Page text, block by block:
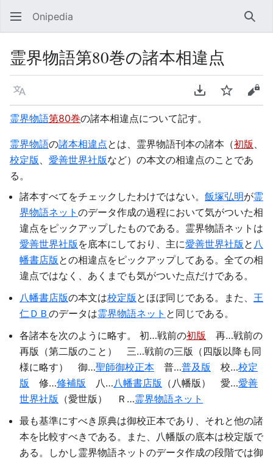
Onipedia 検索
霊界物語第80巻の諸本相違点
言語 PDFをダウンロ
ウォッチソ
霊界物語第80巻の諸本相違点について記す。
霊界物語の諸本相違点とは、霊界物語刊本の諸本（初版 、
校定版 、 愛善世界社版など）の本文の相違点のことであ
る。
諸本すべてをチェックしたわけではない。 飯塚弘明が霊
界物語ネット のデータ作成の過程において気がついた相
違点をピックアップしたものである。霊界物語ネットは
愛善世界社版 を底本にしており、主に愛善世界社版 と 八
幡書店版 との相違点をピックアップしてある。全ての相
違点ではなく、あくまでも気がついた点だけである。
八幡書店版の本文は校定版 とほぼ同じである。また、 王
仁ＤＢ のデータは霊界物語ネット と同じである。
各諸本を次のように略す。 初…戦前の初版 再…戦前の
再版（第二版のこと） 三…戦前の三版（四版以降も同
様に略す） 御…聖師御校正本 普…普及版 校…校定
版 修…修補版 八…八幡書店版 （八幡版） 愛…愛善
世界社版 （愛世版） Ｒ…霊界物語ネット
最も基準にすべき原典は御校正本であり、それと他の諸
本を比較すべきである。また、八幡版の底本は校定版で
ある。しかし霊界物語ネットのデータ作成の段階では御